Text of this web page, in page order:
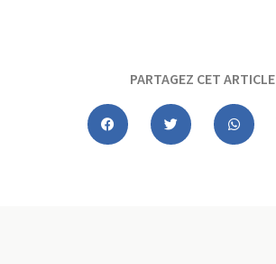
PARTAGEZ CET ARTICLE